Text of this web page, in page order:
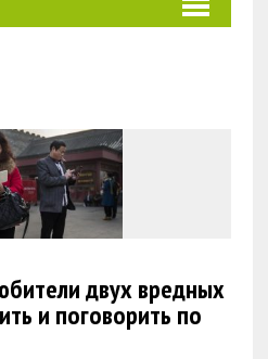
двух вредных
и поговорить по